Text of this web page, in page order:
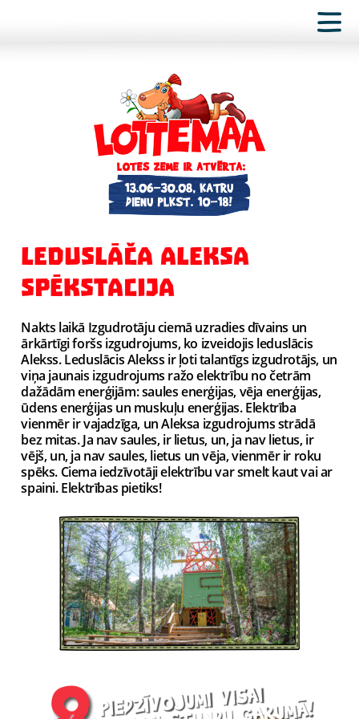
LEDUSLĀČA ALEKSA
SPĒKSTACIJA
Nakts laikā Izgudrotāju ciemā uzradies dīvains un
ārkārtīgi foršs izgudrojums, ko izveidojis leduslācis
Alekss. Leduslācis Alekss ir ļoti talantīgs izgudrotājs, un
viņa jaunais izgudrojums ražo elektrību no četrām
dažādām enerģijām: saules enerģijas, vēja enerģijas,
ūdens enerģijas un muskuļu enerģijas. Elektrība
vienmēr ir vajadzīga, un Aleksa izgudrojums strādā
bez mitas. Ja nav saules, ir lietus, un, ja nav lietus, ir
vējš, un, ja nav saules, lietus un vēja, vienmēr ir roku
spēks. Ciema iedzīvotāji elektrību var smelt kaut vai ar
spaini. Elektrības pietiks!